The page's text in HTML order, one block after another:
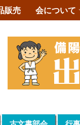
販売 会について